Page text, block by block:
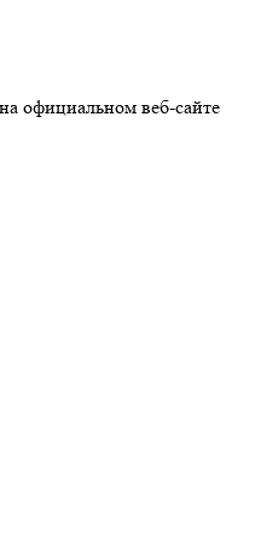
официальном веб-сайте